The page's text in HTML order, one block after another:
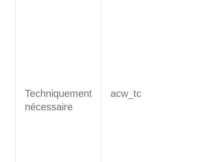
Techniquement
nécessaire
​​acw_tc​​